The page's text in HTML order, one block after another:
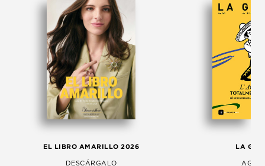
EL LIBRO AMARILLO 2026
DESCÁRGALO
LA